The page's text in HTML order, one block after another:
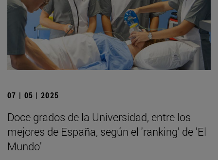
07 | 05 | 2025
Doce grados de la Universidad, entre los
mejores de España, según el 'ranking' de 'El
Mundo'